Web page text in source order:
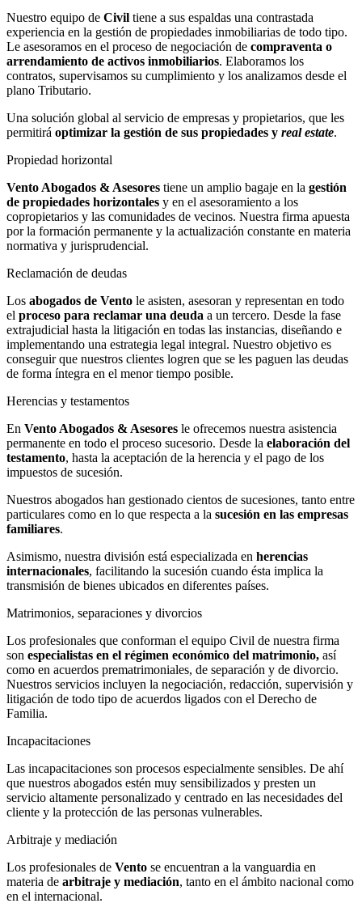
Nuestro equipo de Civil tiene a sus espaldas una contrastada
experiencia en la gestión de propiedades inmobiliarias de todo tipo.
Le asesoramos en el proceso de negociación de compraventa o
arrendamiento de activos inmobiliarios. Elaboramos los
contratos, supervisamos su cumplimiento y los analizamos desde el
plano Tributario.
Una solución global al servicio de empresas y propietarios, que les
permitirá optimizar la gestión de sus propiedades y real estate.
Propiedad horizontal
Vento Abogados & Asesores tiene un amplio bagaje en la gestión
de propiedades horizontales y en el asesoramiento a los
copropietarios y las comunidades de vecinos. Nuestra firma apuesta
por la formación permanente y la actualización constante en materia
normativa y jurisprudencial.
Reclamación de deudas
Los abogados de Vento le asisten, asesoran y representan en todo
el proceso para reclamar una deuda a un tercero. Desde la fase
extrajudicial hasta la litigación en todas las instancias, diseñando e
implementando una estrategia legal integral. Nuestro objetivo es
conseguir que nuestros clientes logren que se les paguen las deudas
de forma íntegra en el menor tiempo posible.
Herencias y testamentos
En Vento Abogados & Asesores le ofrecemos nuestra asistencia
permanente en todo el proceso sucesorio. Desde la elaboración del
testamento, hasta la aceptación de la herencia y el pago de los
impuestos de sucesión.
Nuestros abogados han gestionado cientos de sucesiones, tanto entre
particulares como en lo que respecta a la sucesión en las empresas
familiares.
Asimismo, nuestra división está especializada en herencias
internacionales, facilitando la sucesión cuando ésta implica la
transmisión de bienes ubicados en diferentes países.
Matrimonios, separaciones y divorcios
Los profesionales que conforman el equipo Civil de nuestra firma
son especialistas en el régimen económico del matrimonio, así
como en acuerdos prematrimoniales, de separación y de divorcio.
Nuestros servicios incluyen la negociación, redacción, supervisión y
litigación de todo tipo de acuerdos ligados con el Derecho de
Familia.
Incapacitaciones
Las incapacitaciones son procesos especialmente sensibles. De ahí
que nuestros abogados estén muy sensibilizados y presten un
servicio altamente personalizado y centrado en las necesidades del
cliente y la protección de las personas vulnerables.
Arbitraje y mediación
Los profesionales de Vento se encuentran a la vanguardia en
materia de arbitraje y mediación, tanto en el ámbito nacional como
en el internacional.